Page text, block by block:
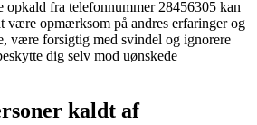
opkald fra telefonnummer 28456305 kan
være opmærksom på andres erfaringer og
være forsigtig med svindel og ignorere
dig selv mod uønskede
kaldt af